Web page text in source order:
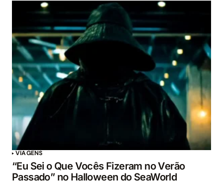
VIAGENS
“Eu Sei o Que Vocês Fizeram no Verão
Passado” no Halloween do SeaWorld